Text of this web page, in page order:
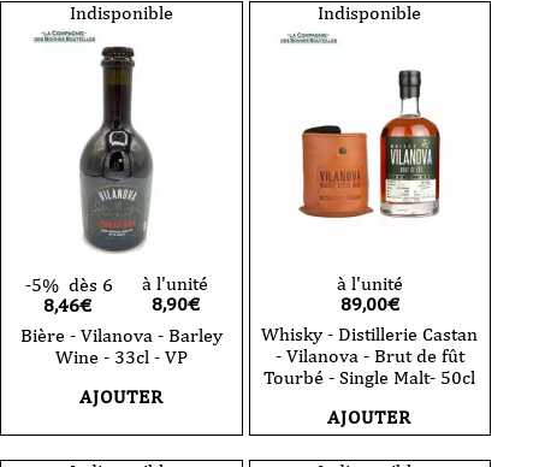
Indisponible
-5% dès 6
8,46€
à l'unité
8,90€
Bière - Vilanova - Barley
Wine - 33cl - VP
AJOUTER
Indisponible
à l'unité
89,00€
Whisky - Distillerie Castan
- Vilanova - Brut de fût
Tourbé - Single Malt- 50cl
AJOUTER